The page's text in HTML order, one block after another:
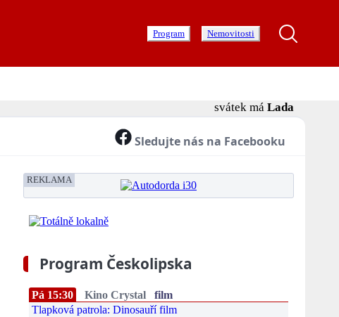
Program Nemovitosti
svátek má Lada
Sledujte nás na Facebooku
REKLAMA
Program Českolipska
Pá 15:30 Kino Crystal
film
Tlapková patrola: Dinosauří film